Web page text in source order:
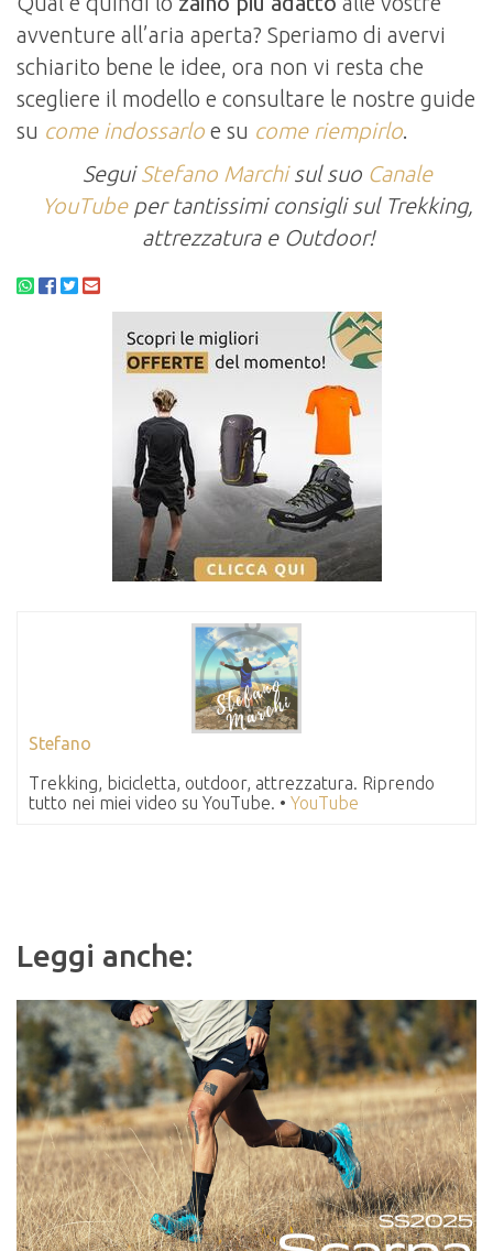
avventure all’aria aperta? Speriamo di avervi
schiarito bene le idee, ora non vi resta che
scegliere il modello e consultare le nostre guide
su come indossarlo e su come riempirlo.
SeguiStefano Marchisul suo Canale
YouTubeper tantissimi consigli sul Trekking,
attrezzatura e Outdoor!
Stefano
Trekking, bicicletta, outdoor, attrezzatura. Riprendo
tutto nei miei video su YouTube. • YouTube
Leggi anche: